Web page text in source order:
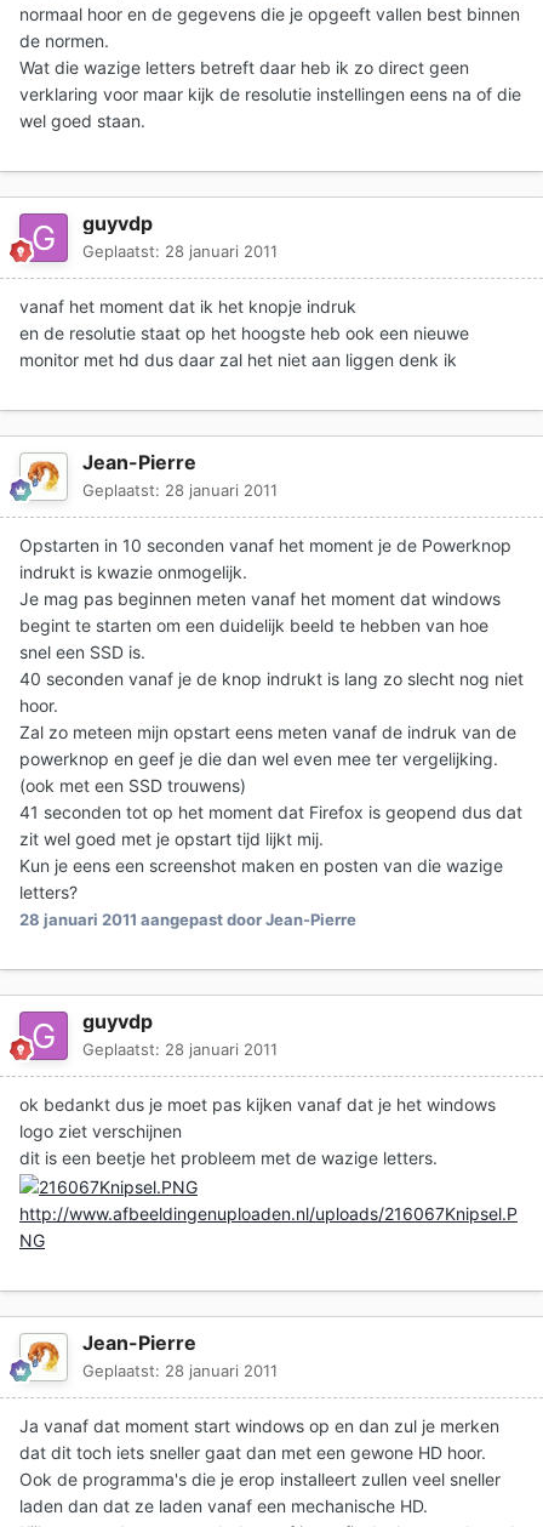
normaal hoor en de gegevens die je opgeeft vallen best binnen
de normen.
Wat die wazige letters betreft daar heb ik zo direct geen
verklaring voor maar kijk de resolutie instellingen eens na of die
wel goed staan.
guyvdp
Geplaatst: 28 januari 2011
vanaf het moment dat ik het knopje indruk
en de resolutie staat op het hoogste heb ook een nieuwe
monitor met hd dus daar zal het niet aan liggen denk ik
Jean-Pierre
Geplaatst: 28 januari 2011
Opstarten in 10 seconden vanaf het moment je de Powerknop
indrukt is kwazie onmogelijk.
Je mag pas beginnen meten vanaf het moment dat windows
begint te starten om een duidelijk beeld te hebben van hoe
snel een SSD is.
40 seconden vanaf je de knop indrukt is lang zo slecht nog niet
hoor.
Zal zo meteen mijn opstart eens meten vanaf de indruk van de
powerknop en geef je die dan wel even mee ter vergelijking.
(ook met een SSD trouwens)
41 seconden tot op het moment dat Firefox is geopend dus dat
zit wel goed met je opstart tijd lijkt mij.
Kun je eens een screenshot maken en posten van die wazige
letters?
28 januari 2011 aangepast door Jean-Pierre
guyvdp
Geplaatst: 28 januari 2011
ok bedankt dus je moet pas kijken vanaf dat je het windows
logo ziet verschijnen
dit is een beetje het probleem met de wazige letters.
http://www.afbeeldingenuploaden.nl/uploads/216067Knipsel.P
NG
Jean-Pierre
Geplaatst: 28 januari 2011
Ja vanaf dat moment start windows op en dan zul je merken
dat dit toch iets sneller gaat dan met een gewone HD hoor.
Ook de programma's die je erop installeert zullen veel sneller
laden dan dat ze laden vanaf een mechanische HD.